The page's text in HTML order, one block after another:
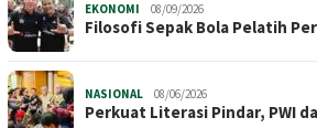
EKONOMI 08/09/2026
Filosofi Sepak Bola Pelatih
NASIONAL 08/06/2026
Perkuat Literasi Pindar, PWI